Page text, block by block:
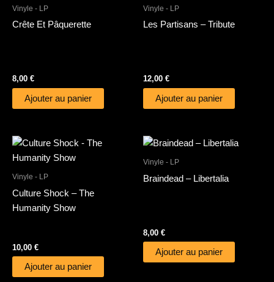
Vinyle - LP
Crête Et Pâquerette
8,00 €
Ajouter au panier
Vinyle - LP
Les Partisans – Tribute
12,00 €
Ajouter au panier
Vinyle - LP
Culture Shock – The
Humanity Show
10,00 €
Ajouter au panier
Vinyle - LP
Braindead – Libertalia
8,00 €
Ajouter au panier